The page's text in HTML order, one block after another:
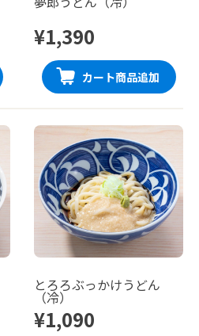
¥1,390
カート商品追加
とろろぶっかけうどん
（冷）
¥1,090